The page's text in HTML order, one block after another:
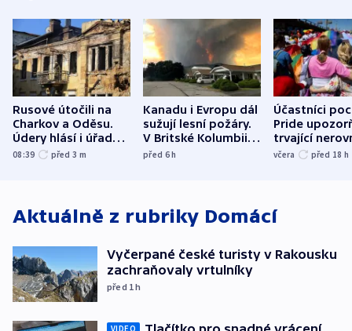
Rusové útočili na
Charkov a Oděsu.
Údery hlásí i úřady v
Bělgorodu
08:39 před 3 m
Kanadu i Evropu dál
sužují lesní požáry.
V Britské Kolumbii
evakuovali tisíce lidí
před 6h
Účastníci
Pride
trvající
včera před 18 h
Aktuálně z rubriky Domácí
Vyčerpané české turisty v Rakousku
zachraňovaly vrtulníky
před 1h
VIDEO